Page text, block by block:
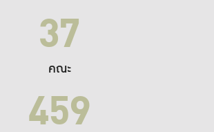
37
คณะ
459